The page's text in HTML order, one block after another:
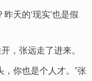
天的‘现实’也是假
，张远走了进来。
你也是个人才。”张